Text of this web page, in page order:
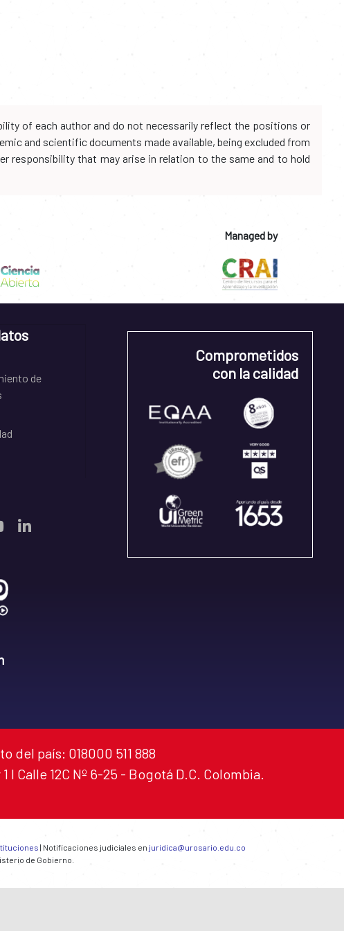
of each author and do not necessarily reflect the positions or
and scientific documents made available, being excluded from
responsibility that may arise in relation to the same and to hold
Managed by
de
Comprometidos
con la calidad
del país: 018000 511 888
Calle 12C Nº 6-25 - Bogotá D.C. Colombia.
| Notificaciones judiciales en juridica@urosario.edu.co
de Gobierno.